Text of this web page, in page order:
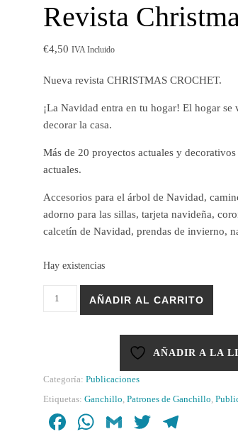
Revista
€4,50 IVA Incluido
Nueva revista CHRISTMAS CROCHET.
¡La Navidad entra en tu hogar! El hogar
decorar la casa.
Más de 20 proyectos actuales y
actuales.
Accesorios para el árbol de Navidad,
adorno para las sillas, tarjeta navideña,
calcetín de Navidad, prendas de invierno,
Hay existencias
Revista Christmas Crochet cantidad
AÑADIR AL CARRITO
AÑADIR A LA
Categoría: Publicaciones
Etiquetas: Ganchillo, Patrones de Ganchillo,
Facebook
WhatsApp
GmailTwitter